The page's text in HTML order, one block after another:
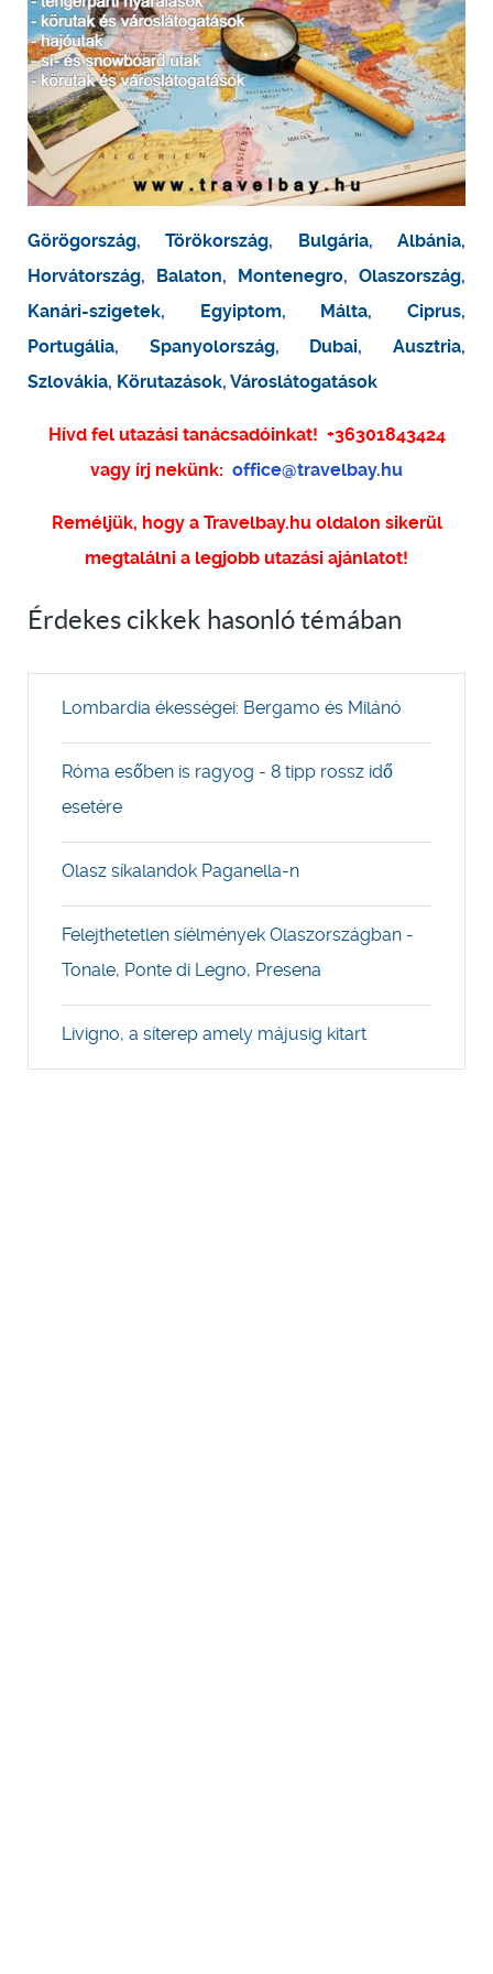
Görögország,Törökország, Bulgária,Albánia,
Horvátország, Balaton, Montenegro, Olaszország,
Kanári-szigetek, Egyiptom, Málta,Ciprus,
Portugália, Spanyolország, Dubai,Ausztria,
Szlovákia, Körutazások, Városlátogatások
Hívd fel utazási tanácsadóinkat! +36301843424
vagy írj nekünk: office@travelbay.hu
Reméljük, hogy a Travelbay.hu oldalon sikerül
megtalálni a legjobb utazási ajánlatot!
Érdekes cikkek hasonló témában
Lombardia ékességei: Bergamo és Milánó
Róma esőben is ragyog - 8 tipp rossz idő
esetére
Olasz síkalandok Paganella-n
Felejthetetlen síélmények Olaszországban -
Tonale, Ponte di Legno, Presena
Livigno, a síterep amely májusig kitart